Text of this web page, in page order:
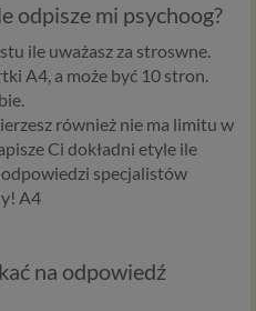
odpisze mi psychoog?
ile uważasz za stroswne.
A4, a może być 10 stron.
również nie ma limitu w
Ci dokładni etyle ile
odpowiedzi specjalistów
A4
na odpowiedź
Udzielenie takiej
i jeśli nie chcesz,
naszemu rozwiązaniu
ograniczenia zakresu lub
momencie.
usług, przetwarzane będą
przez nas lub inny
jednej z dopuszczonych
będą do czasu
– czyli w